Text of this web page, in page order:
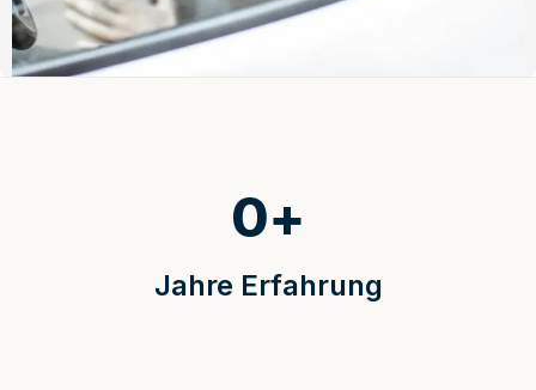
Jahre Erfahrung
0+